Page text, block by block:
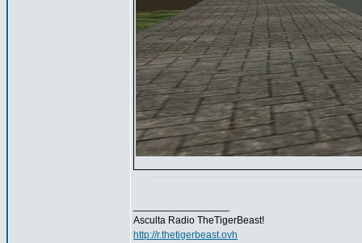
Asculta Radio TheTigerBeast!
http://r.thetigerbeast.ovh